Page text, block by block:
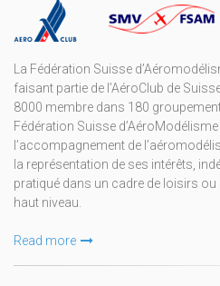
La Fédération Suisse
faisant partie de l’AéroClub de
8000 membre dans 180
Fédération Suisse
l’accompagnement de
la représentation de ses intérêts,
pratiqué dans un cadre de loisirs
haut niveau.
Read more